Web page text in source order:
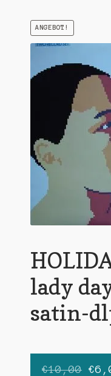
Warenkorb
Mein Konto
ANGEBOT!
lady
satin-
€10,00 €